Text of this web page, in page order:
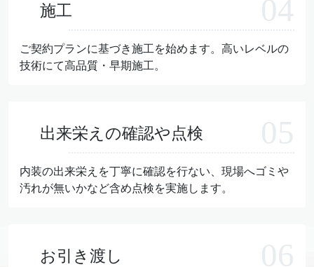
施工
ご契約プランに基づき施工を始めます。高いレベルの
技術にて高品質・早期施工。
出来栄えの確認や点検
内装の出来栄えを丁寧に確認を行ない、現場へゴミや
汚れが無いかなど含め点検を実施します。
お引き渡し